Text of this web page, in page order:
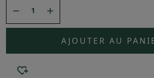
 
AJOUTER AU